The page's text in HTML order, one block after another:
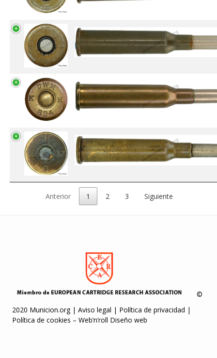
Anterior 1 2 3 Siguiente
©
2020 Municion.org | Aviso legal | Política de privacidad |
Política de cookies – Web’n’roll Diseño web